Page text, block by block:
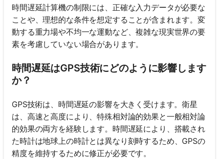
時間遅延計算機の制限には、正確な入力データが必要な
ことや、理想的な条件を想定することが含まれます。変
動する重力場や不均一な運動など、複雑な現実世界の要
素を考慮していない場合があります。
時間遅延はGPS技術にどのように影響します
か？
GPS技術は、時間遅延の影響を大きく受けます。衛星
は、高速と高度により、特殊相対論的効果と一般相対論
的効果の両方を経験します。時間遅延により、搭載され
た時計は地球上の時計とは異なり刻時するため、GPSの
精度を維持するために修正が必要です。